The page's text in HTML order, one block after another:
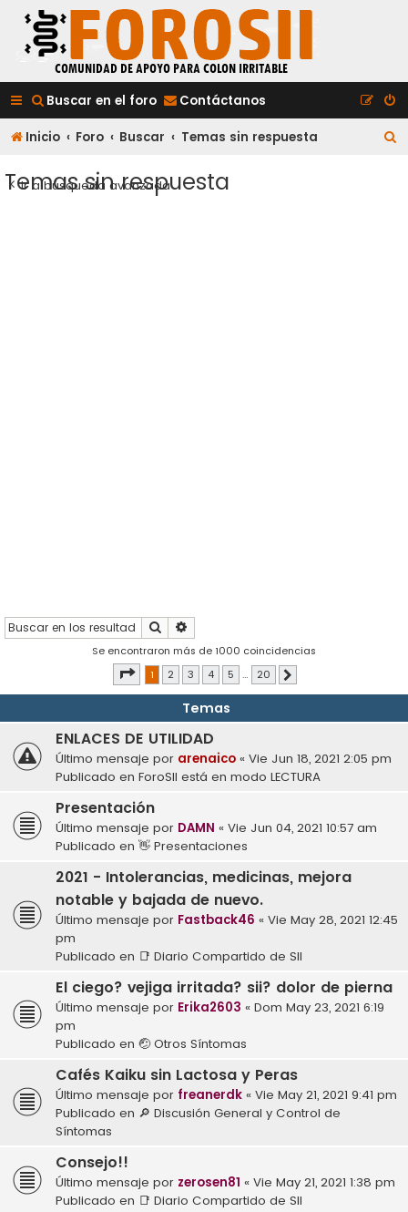
Buscar en el foro Contáctanos
Inicio Foro Buscar Temas sin respuesta
Temas sin respuesta
Ir a búsqueda avanzada
Buscar
Se encontraron más de 1000 coincidencias
Página
de 20
1 2 3 4 5 … 20
Temas
ENLACES DE UTILIDAD
Último mensaje por arenaico « Vie Jun 18, 2021 2:05 pm
Publicado en ForoSII está en modo LECTURA
Presentación
Último mensaje por DAMN « Vie Jun 04, 2021 10:57 am
Publicado en 👋 Presentaciones
2021 - Intolerancias, medicinas, mejora
notable y bajada de nuevo.
Último mensaje por Fastback46 « Vie May 28, 2021 12:45
pm
Publicado en 📑 Diario Compartido de SII
El ciego? vejiga irritada? sii? dolor de pierna
Último mensaje por Erika2603 « Dom May 23, 2021 6:19
pm
Publicado en 🤕 Otros Síntomas
Cafés Kaiku sin Lactosa y Peras
Último mensaje por freanerdk « Vie May 21, 2021 9:41 pm
Publicado en 🔎 Discusión General y Control de
Síntomas
Consejo!!
Último mensaje por zerosen81 « Vie May 21, 2021 1:38 pm
Publicado en 📑 Diario Compartido de SII